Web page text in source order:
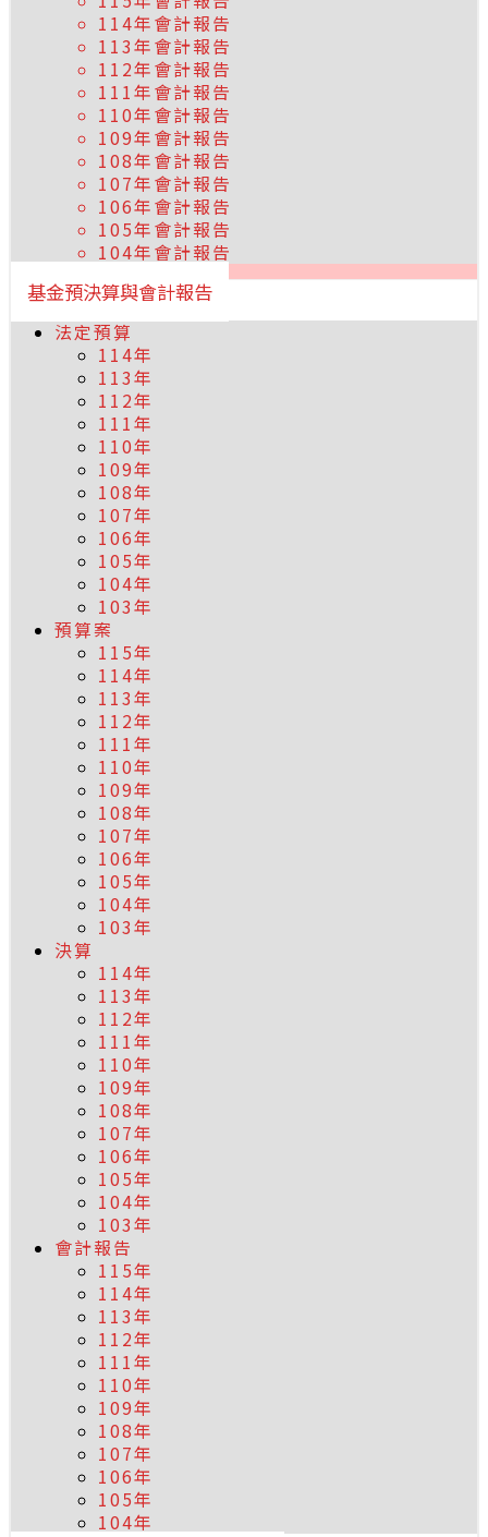
114年會計報告
113年會計報告
112年會計報告
111年會計報告
110年會計報告
109年會計報告
108年會計報告
107年會計報告
106年會計報告
105年會計報告
104年會計報告
基金預決算與會計報告
法定預算
114年
113年
112年
111年
110年
109年
108年
107年
106年
105年
104年
103年
預算案
115年
114年
113年
112年
111年
110年
109年
108年
107年
106年
105年
104年
103年
決算
114年
113年
112年
111年
110年
109年
108年
107年
106年
105年
104年
103年
會計報告
115年
114年
113年
112年
111年
110年
109年
108年
107年
106年
105年
104年